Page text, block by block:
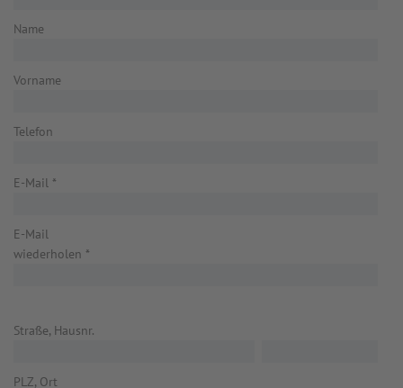
Name
Vorname
Telefon
E-Mail *
E-Mail
wiederholen *
Straße, Hausnr.
PLZ, Ort